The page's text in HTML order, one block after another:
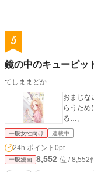
5
鏡の中のキューピッ
てしままどか
おまじな
らうため
る…。
一般女性向け 連載中
24h.ポイント 0pt
一般漫画 8,552 位 / 8,552